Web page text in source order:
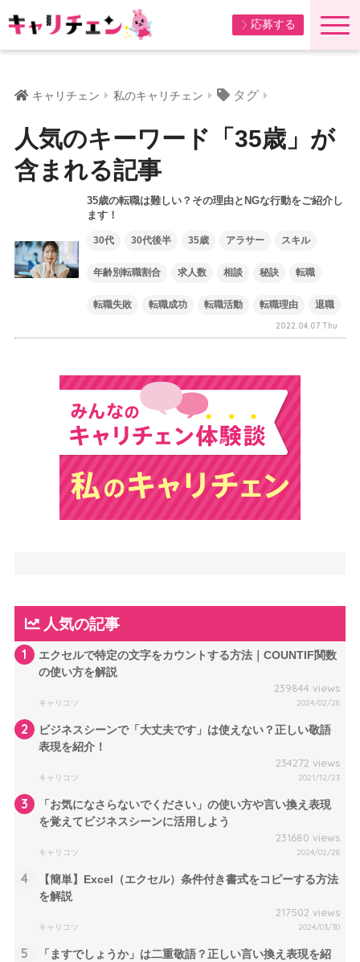
応募する
キャリチェン 私のキャリチェン タグ
人気のキーワード「35歳」が
含まれる記事
35歳の転職は難しい？その理由とNGな行動をご紹介し
ます！
30代 30代後半 35歳 アラサー スキル
年齢別転職割合 求人数 相談 秘訣 転職
転職失敗 転職成功 転職活動 転職理由 退職
2022.04.07 Thu
人気の記事
1
エクセルで特定の文字をカウントする方法｜COUNTIF関数
の使い方を解説
239844 views
キャリコツ 2024/02/28
2
ビジネスシーンで「大丈夫です」は使えない？正しい敬語
表現を紹介！
234272 views
キャリコツ 2021/12/23
3
「お気になさらないでください」の使い方や言い換え表現
を覚えてビジネスシーンに活用しよう
231680 views
キャリコツ 2024/02/28
4
【簡単】Excel（エクセル）条件付き書式をコピーする方法
を解説
217502 views
キャリコツ 2024/03/30
5
「ますでしょうか」は二重敬語？正しい言い換え表現を紹